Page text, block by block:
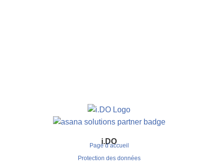
i.DO
Page d’accueil
Protection des données